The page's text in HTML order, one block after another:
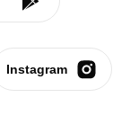
Instagram